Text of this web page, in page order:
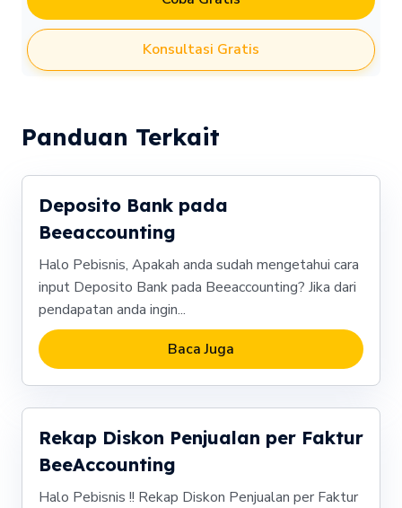
Konsultasi Gratis
Panduan Terkait
Deposito Bank pada
Beeaccounting
Halo Pebisnis, Apakah anda sudah mengetahui cara
input Deposito Bank pada Beeaccounting? Jika dari
pendapatan anda ingin...
Baca Juga
Rekap Diskon Penjualan per Faktur
BeeAccounting
Halo Pebisnis !! Rekap Diskon Penjualan per Faktur